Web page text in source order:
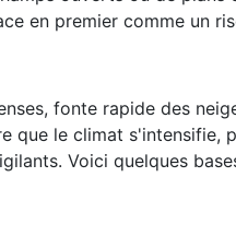
en premier comme un
fonte rapide des
que le climat
Voici quelques